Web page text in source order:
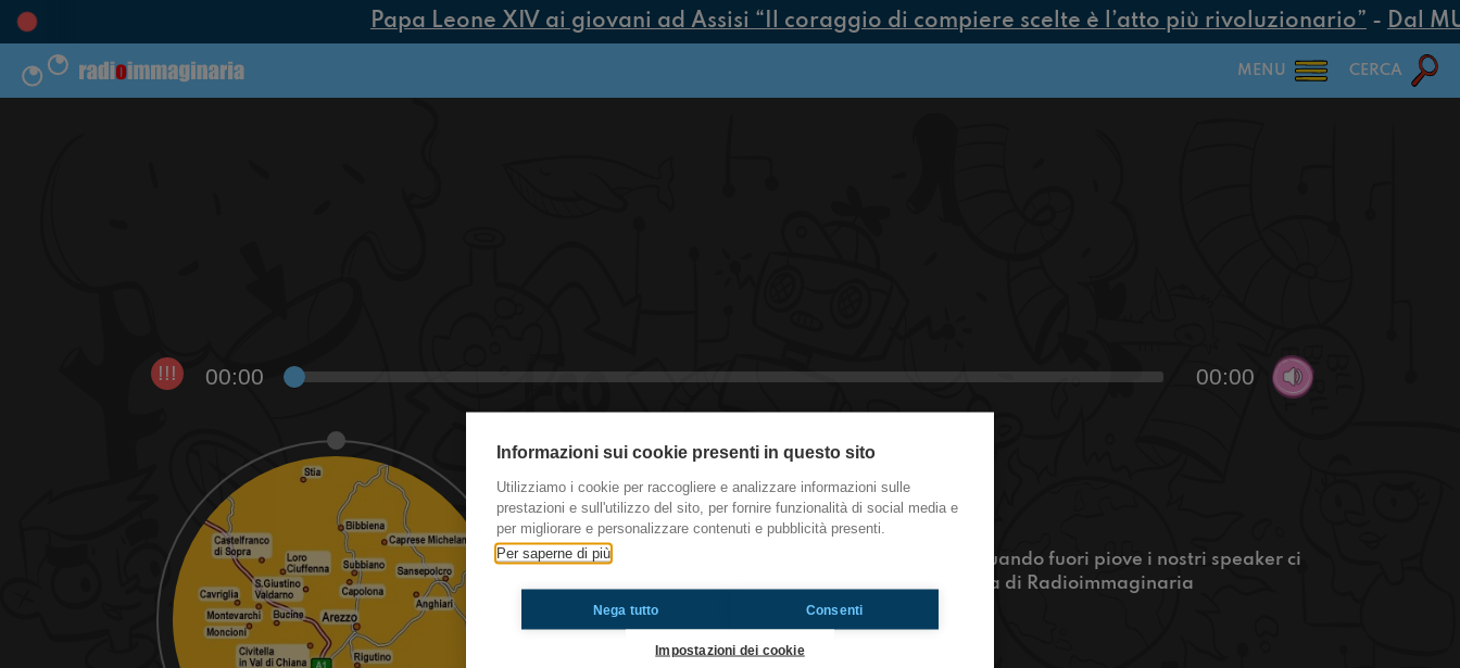
Papa Leone XIV ai giovani ad Assisi “Il coraggio di compiere scelte è l’atto più rivoluzionario”- Dal
MENU CERCA
!!! 00:00 00:00
#sgp Ritorno da Arezzo
RadioImmaginaria San Giovanni in Persiceto
Siamo appena tornati da #ArezzoWave e anche quando fuori piove i nostri speaker ci
sono con i loro servizi e con una nuovissima puntata di Radioimmaginaria
San Giovanni in Persiceto
Informazioni sui cookie presenti in questo sito
Utilizziamo i cookie per raccogliere e analizzare informazioni sulle
prestazioni e sull'utilizzo del sito, per fornire funzionalità di social media e
per migliorare e personalizzare contenuti e pubblicità presenti.
Per saperne di più
Nega tutto Consenti
Impostazioni dei cookie